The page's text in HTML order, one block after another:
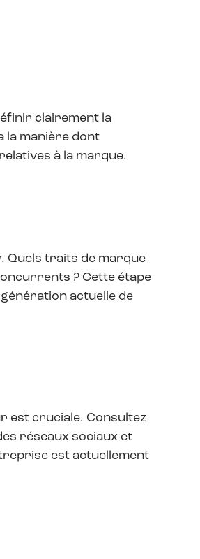
clairement la
la manière dont
à la marque.
Quels traits de marque
? Cette étape
actuelle de
est cruciale. Consultez
réseaux sociaux et
est actuellement